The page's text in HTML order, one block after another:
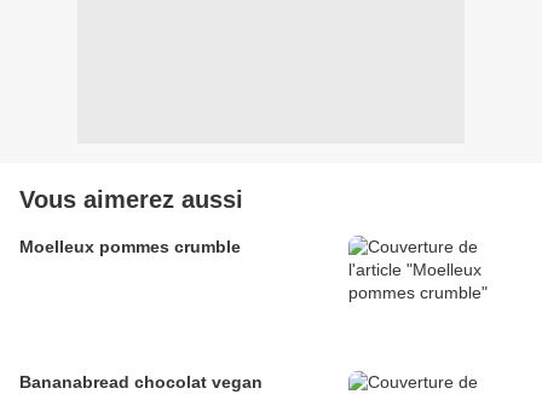
Vous aimerez aussi
Moelleux pommes crumble
Bananabread chocolat vegan